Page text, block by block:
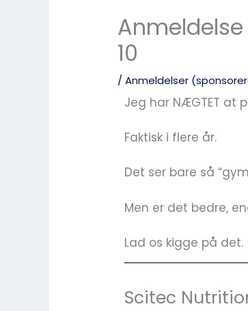
10
/Anmeldelser
Jeg har NÆGTET at
Faktisk i flere år.
Det ser bare så
Men er det bedre,
Lad os kigge på det.
Scitec